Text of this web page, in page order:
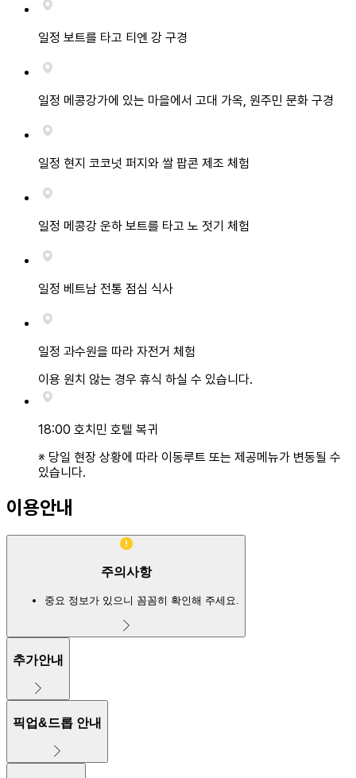
일정 보트를 타고 티엔 강 구경
일정 메콩강가에 있는 마을에서 고대 가옥, 원주민 문화 구경
일정 현지 코코넛 퍼지와 쌀 팝콘 제조 체험
일정 메콩강 운하 보트를 타고 노 젓기 체험
일정 베트남 전통 점심 식사
일정 과수원을 따라 자전거 체험
이용 원치 않는 경우 휴식 하실 수 있습니다.
18:00 호치민 호텔 복귀
※ 당일 현장 상황에 따라 이동루트 또는 제공메뉴가 변동될 수
있습니다.
이용안내
주의사항
중요 정보가 있으니 꼼꼼히 확인해 주세요.
추가안내
픽업&드롭 안내